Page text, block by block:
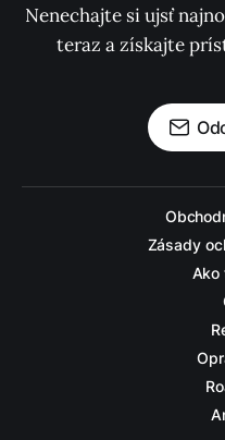
Nenechajte si ujsť
teraz a získajte
Zásady
Ako